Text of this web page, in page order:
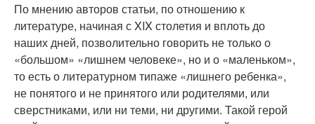
По мнению авторов статьи, по отношению к
литературе, начиная с XIX столетия и вплоть до
наших дней, позволительно говорить не только о
«большом» «лишнем человеке», но и о «маленьком»,
то есть о литературном типаже «лишнего ребенка»,
не понятого и не принятого или родителями, или
сверстниками, или ни теми, ни другими. Такой герой